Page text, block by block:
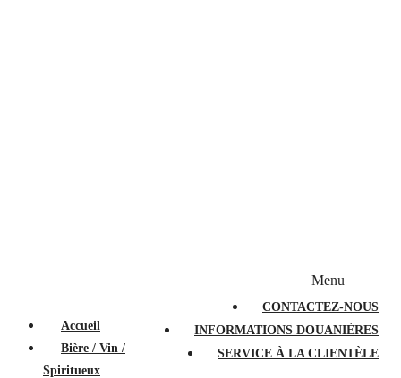
CONTACTEZ-NOUS
INFORMATIONS DOUANIÈRES
SERVICE À LA CLIENTÈLE
Menu
Accueil
Bière / Vin /
Spiritueux